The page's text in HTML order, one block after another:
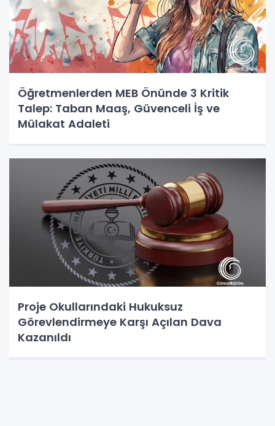
Öğretmenlerden MEB Önünde 3 Kritik
Talep: Taban Maaş, Güvenceli İş ve
Mülakat Adaleti
Proje Okullarındaki Hukuksuz
Görevlendirmeye Karşı Açılan Dava
Kazanıldı